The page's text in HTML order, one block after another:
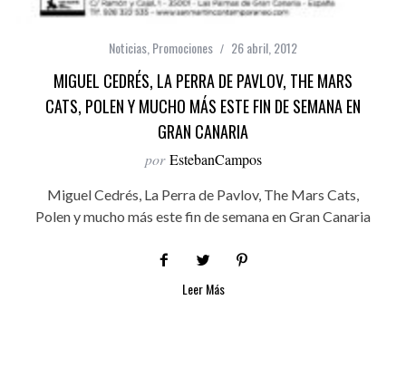
Noticias,Promociones 26 abril, 2012
MIGUEL CEDRÉS, LA PERRA DE PAVLOV, THE MARS
CATS, POLEN Y MUCHO MÁS ESTE FIN DE SEMANA EN
GRAN CANARIA
por EstebanCampos
Miguel Cedrés, La Perra de Pavlov, The Mars Cats,
Polen y mucho más este fin de semana en Gran Canaria
Leer Más